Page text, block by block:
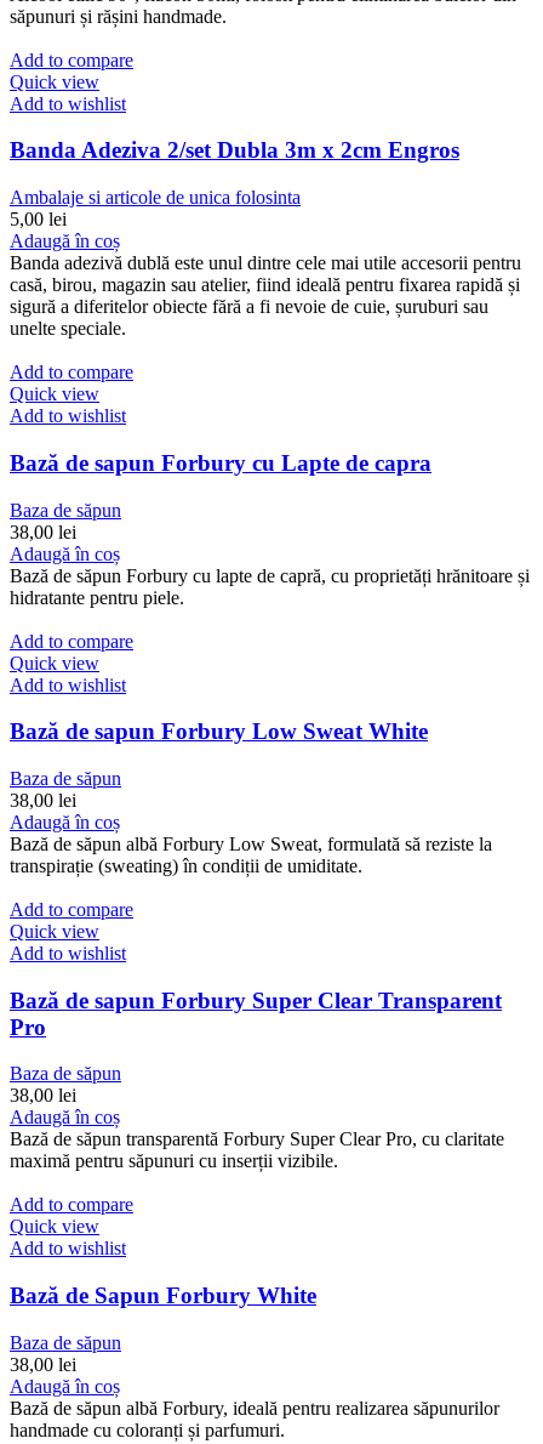
săpunuri și rășini handmade.
Add to compare
Quick view
Add to wishlist
Banda Adeziva 2/set Dubla 3m x 2cm Engros
Ambalaje si articole de unica folosinta
5,00 lei
Adaugă în coș
Banda adezivă dublă este unul dintre cele mai utile accesorii pentru
casă, birou, magazin sau atelier, fiind ideală pentru fixarea rapidă și
sigură a diferitelor obiecte fără a fi nevoie de cuie, șuruburi sau
unelte speciale.
Add to compare
Quick view
Add to wishlist
Bază de sapun Forbury cu Lapte de capra
Baza de săpun
38,00 lei
Adaugă în coș
Bază de săpun Forbury cu lapte de capră, cu proprietăți hrănitoare și
hidratante pentru piele.
Add to compare
Quick view
Add to wishlist
Bază de sapun Forbury Low Sweat White
Baza de săpun
38,00 lei
Adaugă în coș
Bază de săpun albă Forbury Low Sweat, formulată să reziste la
transpirație (sweating) în condiții de umiditate.
Add to compare
Quick view
Add to wishlist
Bază de sapun Forbury Super Clear Transparent
Pro
Baza de săpun
38,00 lei
Adaugă în coș
Bază de săpun transparentă Forbury Super Clear Pro, cu claritate
maximă pentru săpunuri cu inserții vizibile.
Add to compare
Quick view
Add to wishlist
Bază de Sapun Forbury White
Baza de săpun
38,00 lei
Adaugă în coș
Bază de săpun albă Forbury, ideală pentru realizarea săpunurilor
handmade cu coloranți și parfumuri.